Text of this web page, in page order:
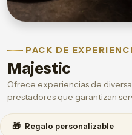
PACK DE
Majestic
Ofrece experiencias de
prestadores que garantizan
🎁 Regalo personalizable